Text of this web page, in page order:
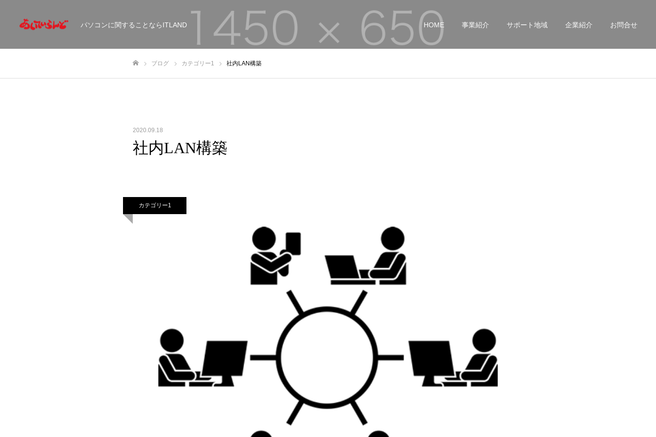
パソコンに関することならITLAND HOME 事業紹介 サポート地域 企業紹介 お問合せ
ブログ カテゴリー1 社内LAN構築
2020.09.18
社内LAN構築
カテゴリー1